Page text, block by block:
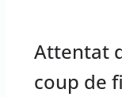
Attentat
coup de